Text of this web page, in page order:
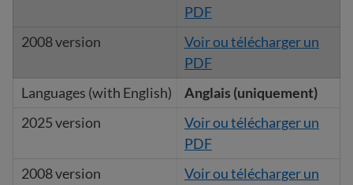
PDF
Voir ou télécharger un
PDF
Anglais (uniquement)
Voir ou télécharger un
PDF
Voir ou télécharger un